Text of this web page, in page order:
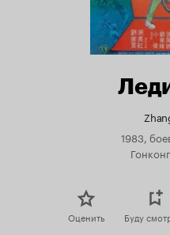
1983,
Оценить Буду